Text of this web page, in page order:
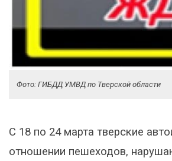
Фото: ГИБДД УМВД по Тверской области
С 18 по 24 марта тверские
отношении пешеходов,